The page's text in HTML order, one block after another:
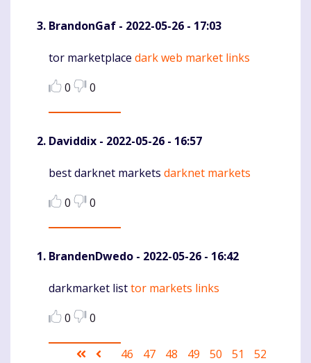
BrandonGaf - 2022-05-26 - 17:03
Komentaras
tor marketplace dark web market links
0
0
Daviddix - 2022-05-26 - 16:57
Komentaras
best darknet markets darknet markets
0
0
BrandenDwedo - 2022-05-26 - 16:42
Komentaras
darkmarket listtor markets links
0
0
Pagination
First Ankstesnis
Puslapis
46 Puslapis
47 Puslapis
48 Puslapis
49
Current
50 Puslapis
51 Puslapis
52